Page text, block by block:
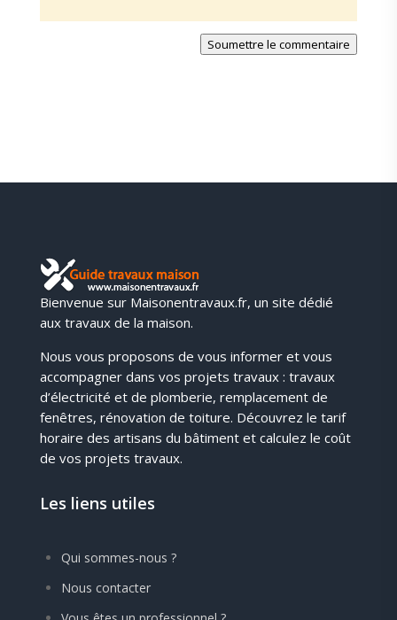
Soumettre le commentaire
Bienvenue sur Maisonentravaux.fr, un site dédié
aux travaux de la maison.
Nous vous proposons de vous informer et vous
accompagner dans vos projets travaux : travaux
d’électricité et de plomberie, remplacement de
fenêtres, rénovation de toiture. Découvrez le tarif
horaire des artisans du bâtiment et calculez le coût
de vos projets travaux.
Les liens utiles
Qui sommes-nous ?
Nous contacter